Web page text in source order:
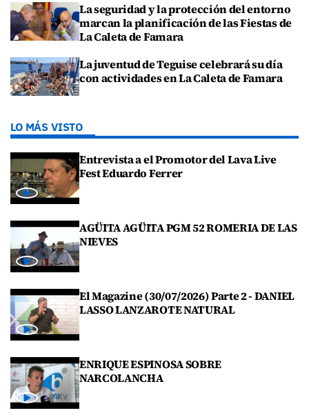
La seguridad y la protección del entorno
marcan la planificación de las Fiestas de
La Caleta de Famara
La juventud de Teguise celebrará su día
con actividades en La Caleta de Famara
LO MÁS VISTO
Entrevista a el Promotor del Lava Live
Fest Eduardo Ferrer
AGÜITA AGÜITA PGM 52 ROMERIA DE LAS
NIEVES
El Magazine (30/07/2026) Parte 2 - DANIEL
LASSO LANZAROTE NATURAL
ENRIQUE ESPINOSA SOBRE
NARCOLANCHA